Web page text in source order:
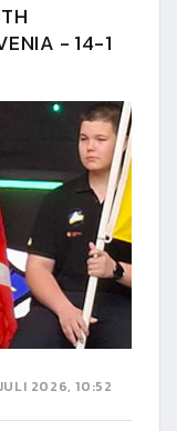
- 14-1
2026, 10:52